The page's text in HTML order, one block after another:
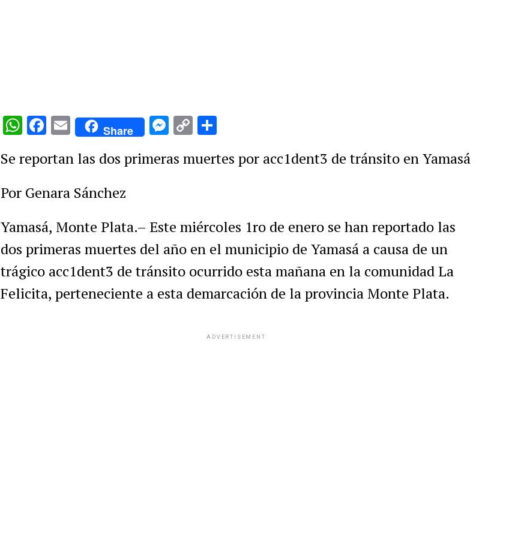
WhatsApp
Facebook
EmailShare Messenger
Copy
Se reportan las dos primeras muertes por acc1dent3 de tránsito en Yamasá
Por Genara Sánchez
Yamasá, Monte Plata.– Este miércoles 1ro de enero se han reportado las
dos primeras muertes del año en el municipio de Yamasá a causa de un
trágico acc1dent3 de tránsito ocurrido esta mañana en la comunidad La
Felicita, perteneciente a esta demarcación de la provincia Monte Plata.
ADVERTISEMENT